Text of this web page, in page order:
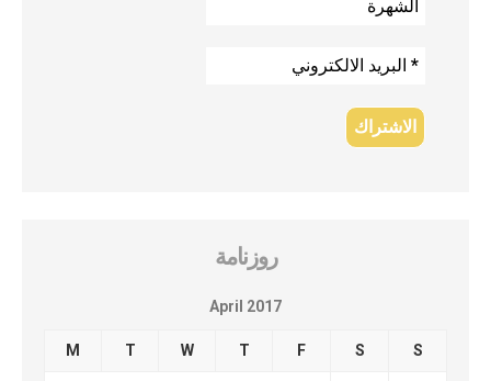
روزنامة
April 2017
M T W T F S S